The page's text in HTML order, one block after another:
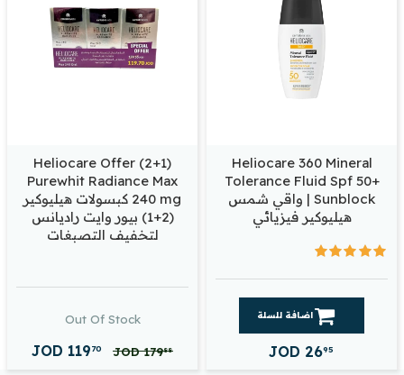
Heliocare 360 Mineral
Tolerance Fluid Spf 50+
Sunblock | واقي شمس
هيليوكير فيزيائي
اضافة للسلة
JOD 2695
Heliocare Offer (2+1)
Purewhit Radiance Max
240 mg كبسولات هيليوكير
(2+1) بيور وايت راديانس
لتخفيف التصبغات
Out Of Stock
JOD17988
JOD 11970